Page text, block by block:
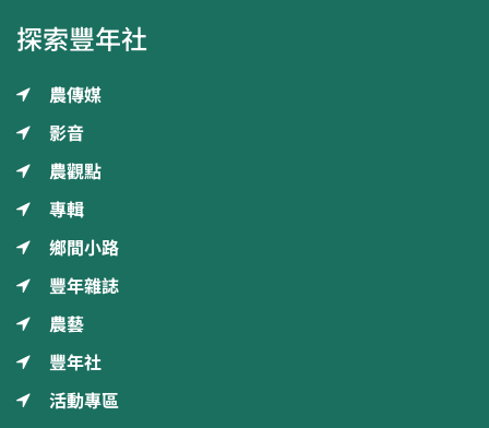
探索豐年社
農傳媒
影音
農觀點
專輯
鄉間小路
豐年雜誌
農藝
豐年社
活動專區